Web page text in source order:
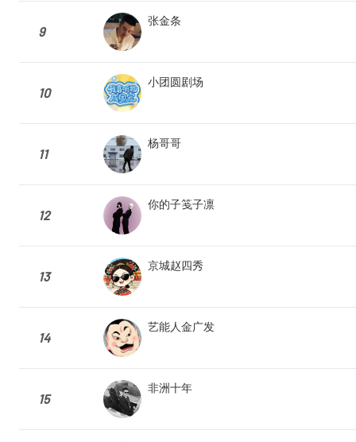
9
张金条
10
小团圆剧场
11
杨哥哥
12
你的子笺子凛
13
京城赵四秀
14
艺能人金广发
15
非洲十年